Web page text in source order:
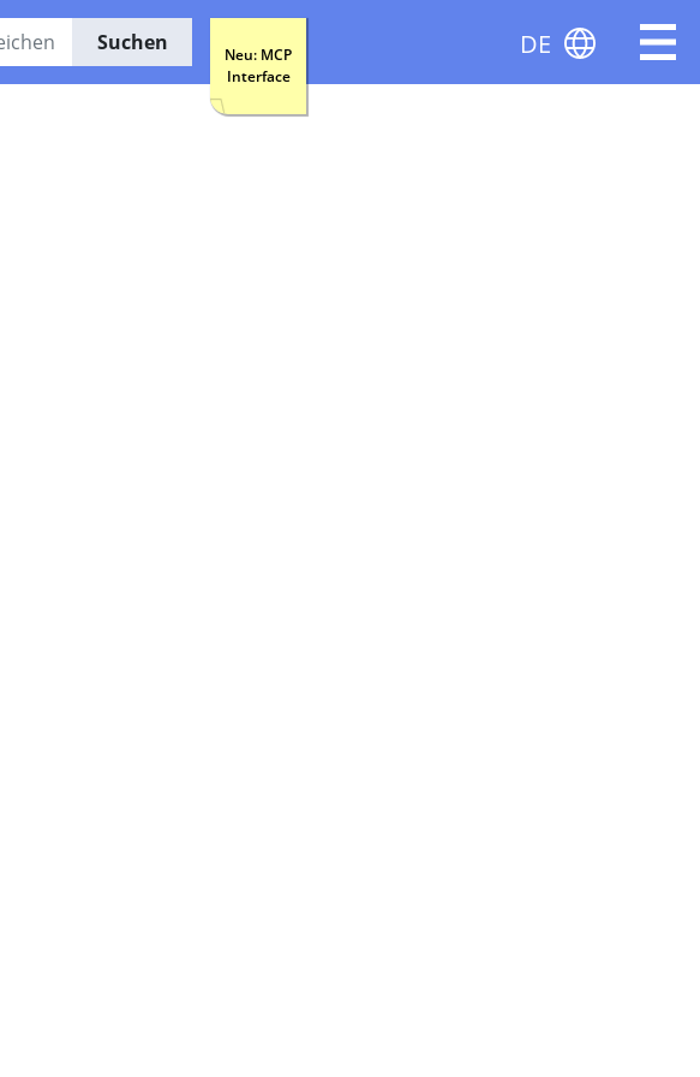
Suchen
Neu: MCP
Interface
DE